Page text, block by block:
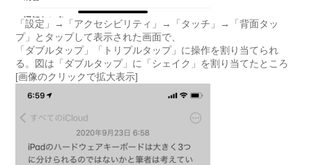
「設定」→「アクセシビリティ」→「タッチ」→「背面タッ
プ」とタップして表示された画面で、
「ダブルタップ」「トリプルタップ」に操作を割り当てられ
る。図は「ダブルタップ」に「シェイク」を割り当てたところ
[画像のクリックで拡大表示]